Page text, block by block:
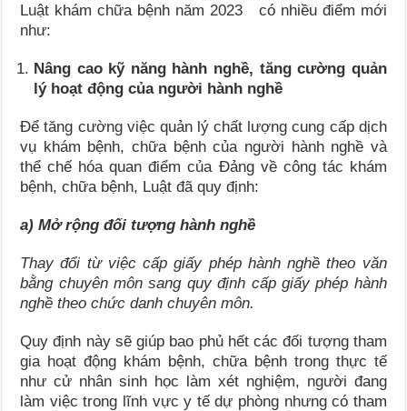
Luật khám chữa bệnh năm 2023 có nhiều điểm mới
như:
Nâng cao kỹ năng hành nghề, tăng cường quản
lý hoạt động của người hành nghề
Để tăng cường việc quản lý chất lượng cung cấp dịch
vụ khám bệnh, chữa bệnh của người hành nghề và
thể chế hóa quan điểm của Đảng về công tác khám
bệnh, chữa bệnh, Luật đã quy định:
a) Mở rộng đối tượng hành nghề
Thay đổi từ việc cấp giấy phép hành nghề theo văn
bằng chuyên môn sang quy định cấp giấy phép hành
nghề theo chức danh chuyên môn.
Quy định này sẽ giúp bao phủ hết các đối tượng tham
gia hoạt động khám bệnh, chữa bệnh trong thực tế
như cử nhân sinh học làm xét nghiệm, người đang
làm việc trong lĩnh vực y tế dự phòng nhưng có tham